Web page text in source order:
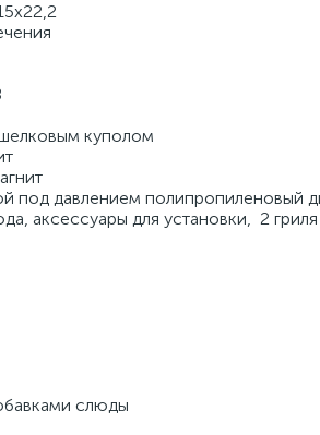
куполом
под давлением полипропиленовый
аксессуары для установки, 2 гриля
слюды